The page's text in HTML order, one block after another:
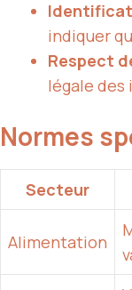
indiquer
Respect
légale des
Normes
Secteur
Alimentation